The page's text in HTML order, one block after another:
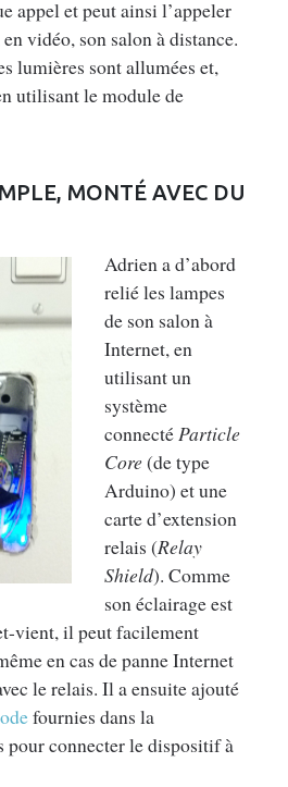
appel et peut ainsi l’appeler
vidéo, son salon à distance.
lumières sont allumées et,
utilisant le module de
MONTÉ AVEC DU
Adrien a d’abord
relié les lampes
de son salon à
Internet, en
utilisant un
système
connecté Particle
Core(de type
Arduino) et une
carte d’extension
relais (Relay
Shield). Comme
son éclairage est
vient, il peut facilement
en cas de panne Internet
le relais. Il a ensuite ajouté
fournies dans la
pour connecter le dispositif à